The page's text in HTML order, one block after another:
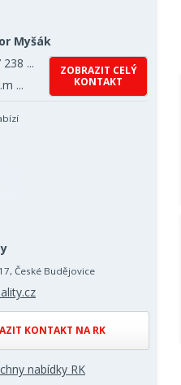
Myšák
...
...
ZOBRAZIT CELÝ
KONTAKT
České Budějovice
KONTAKT NA RK
nabídky RK